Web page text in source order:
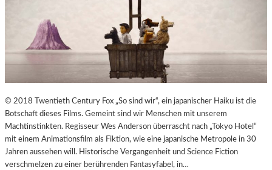
© 2018 Twentieth Century Fox „So sind wir“, ein japanischer Haiku ist die
Botschaft dieses Films. Gemeint sind wir Menschen mit unserem
Machtinstinkten. Regisseur Wes Anderson überrascht nach „Tokyo Hotel“
mit einem Animationsfilm als Fiktion, wie eine japanische Metropole in 30
Jahren aussehen will. Historische Vergangenheit und Science Fiction
verschmelzen zu einer berührenden Fantasyfabel, in…